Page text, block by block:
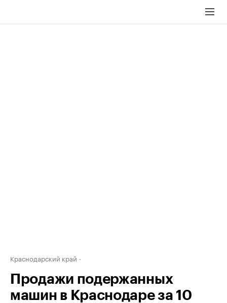
Краснодарский край
Продажи подержанных
машин в Краснодаре за 10